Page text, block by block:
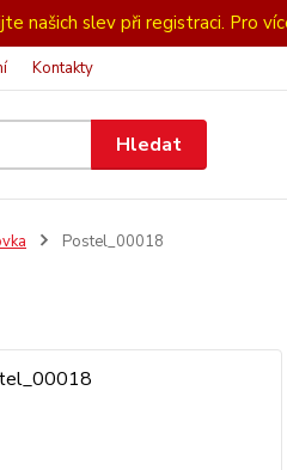
našich slev při registraci. Pro
Kontakty
Hledat
Postel_00018